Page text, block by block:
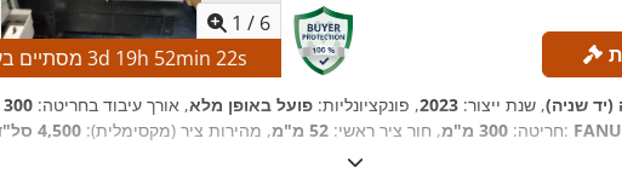
1 / 6
3d 19h 52min 21s
(יד שניה), שנת ייצור: 2023, פונקציונליות: פועל באופן מלא, אורך עיבוד בחריטה: 300 מ"מ
חריטה: 300 מ"מ , חור ציר ראשי: 52 מ"מ , מהירות ציר (מקסימלית): 4,500 סל"ד , דגם בקר: